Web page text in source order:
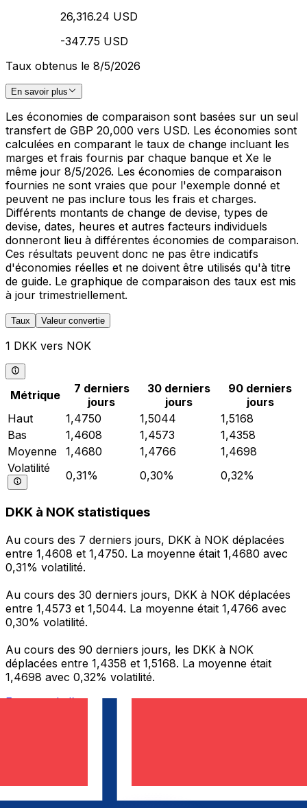
26,316.24 USD
-347.75 USD
Taux obtenus le 8/5/2026
En savoir plus
Les économies de comparaison sont basées sur un seul
transfert de GBP 20,000 vers USD. Les économies sont
calculées en comparant le taux de change incluant les
marges et frais fournis par chaque banque et Xe le
même jour 8/5/2026. Les économies de comparaison
fournies ne sont vraies que pour l'exemple donné et
peuvent ne pas inclure tous les frais et charges.
Différents montants de change de devise, types de
devise, dates, heures et autres facteurs individuels
donneront lieu à différentes économies de comparaison.
Ces résultats peuvent donc ne pas être indicatifs
d'économies réelles et ne doivent être utilisés qu'à titre
de guide. Le graphique de comparaison des taux est mis
à jour trimestriellement.
Taux Valeur convertie
1 DKK vers NOK
Métrique
7 derniers
jours
30 derniers
jours
90 derniers
jours
Haut
1,4750 1,5044
1,5168
Bas
1,4608 1,4573
1,4358
Moyenne
1,4680 1,4766
1,4698
Volatilité
0,31% 0,30% 0,32%
DKK à NOK statistiques
Au cours des 7 derniers jours, DKK à NOK déplacées
entre 1,4608 et 1,4750. La moyenne était 1,4680 avec
0,31% volatilité.
Au cours des 30 derniers jours, DKK à NOK déplacées
entre 1,4573 et 1,5044. La moyenne était 1,4766 avec
0,30% volatilité.
Au cours des 90 derniers jours, les DKK à NOK
déplacées entre 1,4358 et 1,5168. La moyenne était
1,4698 avec 0,32% volatilité.
Envoyer de l’argent
nécessaires pour vos transferts d'argent internationaux
et la gestion de vos devises. Convertissez des devises,